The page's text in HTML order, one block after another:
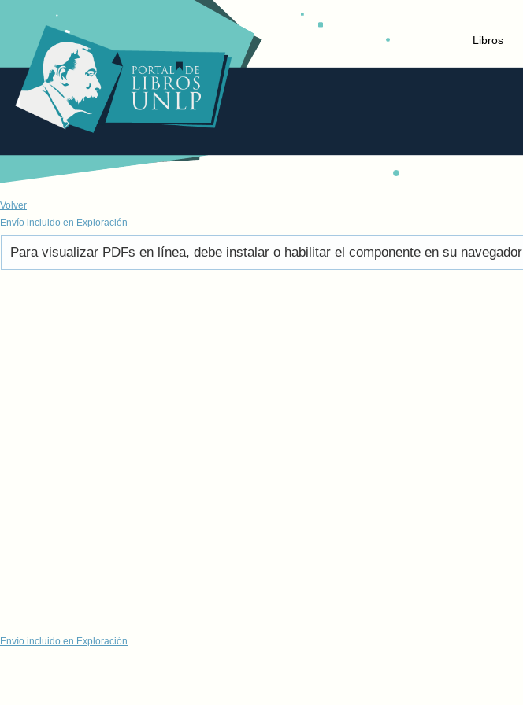
Libros
Volver
Envío incluido en Exploración
Para visualizar PDFs en línea, debe instalar o habilitar el componente en su navegador
Envío incluido en Exploración